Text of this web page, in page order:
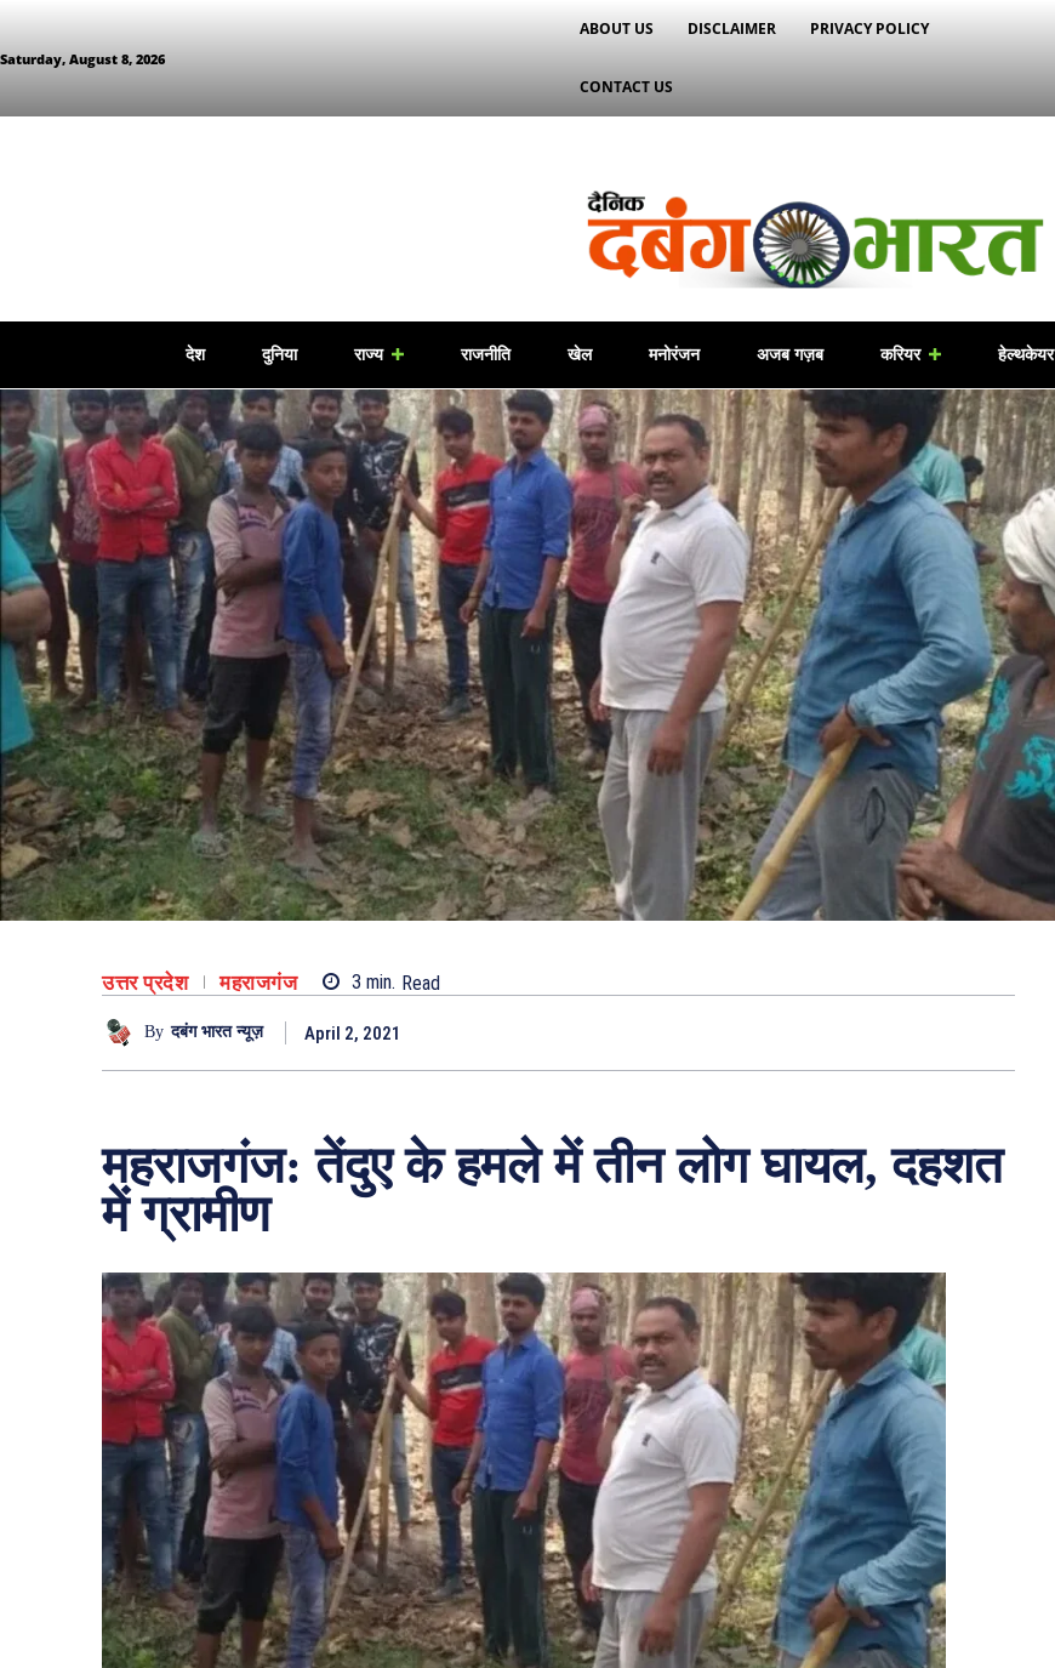
Saturday, August 8, 2026
ABOUT US DISCLAIMER PRIVACY POLICY
CONTACT US
देश दुनिया राज्य राजनीति खेल मनोरंजन अजब गज़ब करियर हेल्थकेयर
उत्तर प्रदेश महराजगंज 3 min. Read
By दबंग भारत न्यूज़ April 2, 2021
महराजगंज: तेंदुए के हमले में तीन लोग घायल, दहशत
में ग्रामीण